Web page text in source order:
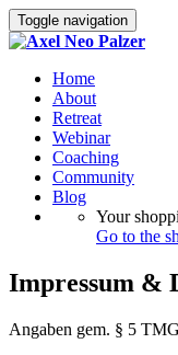
Toggle navigation
Home
About
Retreat
Webinar
Coaching
Community
Blog
Your
Go to the
Impressum &
Angaben gem. § 5 TMG